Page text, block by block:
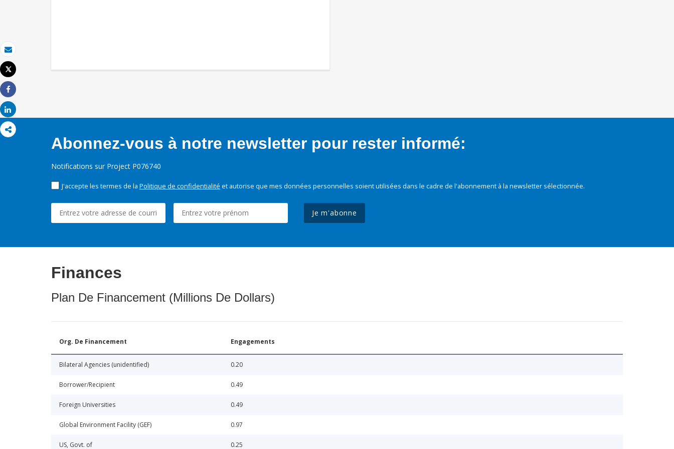
Email
Imprimer
Tweet
Share
Share
Abonnez-vous à notre newsletter pour rester informé:
Notifications sur Project P076740
J'accepte les termes de la Politique de confidentialité et autorise que mes données personnelles soient utilisées dans le cadre de l'abonnement à la newsletter sélectionnée.
Je m'abonne
Finances
Plan De Financement (Millions De Dollars)
Org. De Financement Engagements
Bilateral Agencies (unidentified) 0.20
Borrower/Recipient 0.49
Foreign Universities 0.49
Global Environment Facility (GEF) 0.97
US, Govt. of 0.25